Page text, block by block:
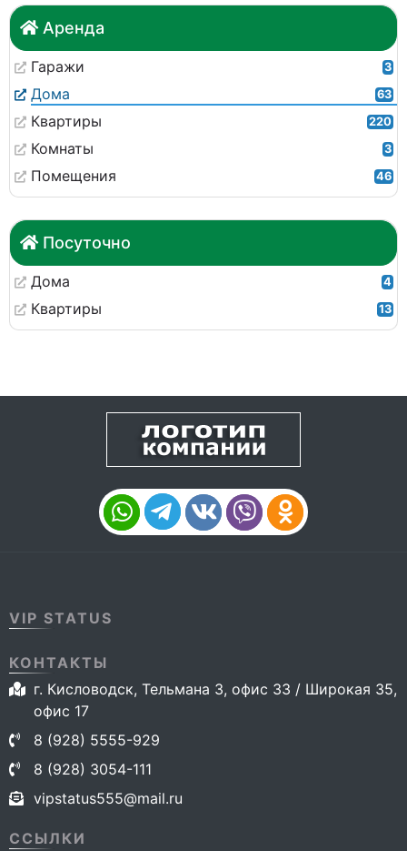
Аренда
Гаражи 3
Дома 63
Квартиры 220
Комнаты 3
Помещения 46
Посуточно
Дома 4
Квартиры 13
VIP STATUS
КОНТАКТЫ
г. Кисловодск, Тельмана 3, офис 33 / Широкая 35,
офис 17
8 (928) 5555-929
8 (928) 3054-111
vipstatus555@mail.ru
ССЫЛКИ